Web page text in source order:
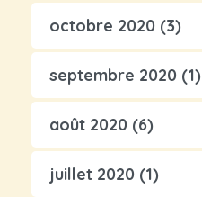
octobre 2020 (3)
septembre 2020 (1)
août 2020 (6)
juillet 2020 (1)